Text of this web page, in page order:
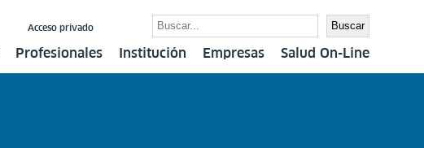
Buscar
Acceso privado
Profesionales Institución Empresas Salud On-Line